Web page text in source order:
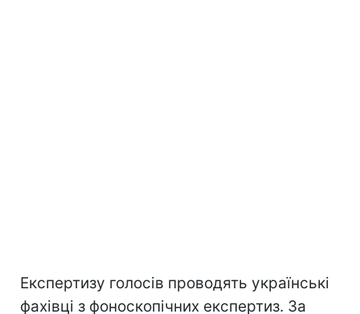
Експертизу голосів проводять українські
фахівці з фоноскопічних експертиз. За